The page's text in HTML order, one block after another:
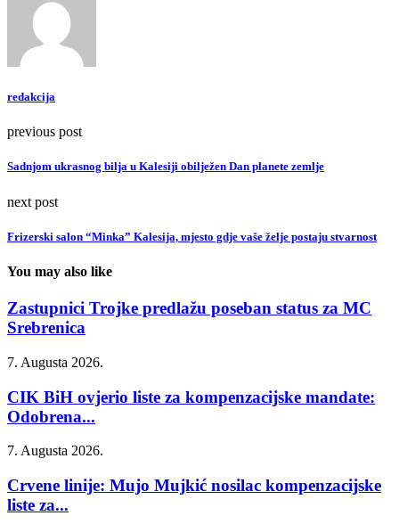
redakcija
previous post
Sadnjom ukrasnog bilja u Kalesiji obilježen Dan planete zemlje
next post
Frizerski salon “Minka” Kalesija, mjesto gdje vaše želje postaju stvarnost
You may also like
Zastupnici Trojke predlažu poseban status za MC
Srebrenica
7. Augusta 2026.
CIK BiH ovjerio liste za kompenzacijske mandate:
Odobrena...
7. Augusta 2026.
Crvene linije: Mujo Mujkić nosilac kompenzacijske
liste za...